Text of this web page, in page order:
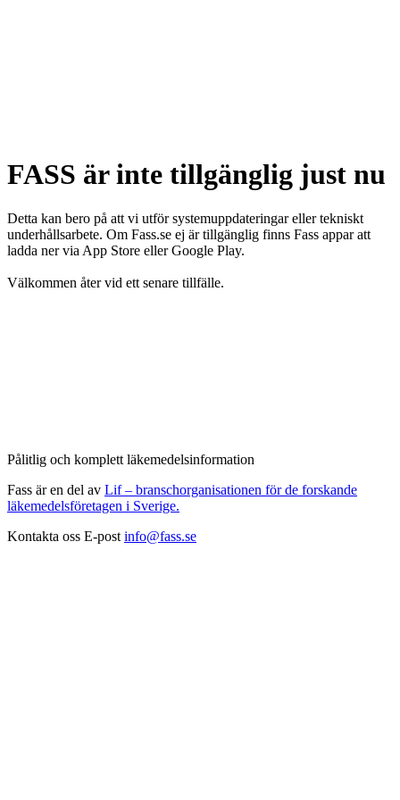
FASS är inte tillgänglig just nu
Detta kan bero på att vi utför systemuppdateringar eller tekniskt
underhållsarbete. Om Fass.se ej är tillgänglig finns Fass appar att
ladda ner via App Store eller Google Play.
Välkommen åter vid ett senare tillfälle.
Pålitlig och komplett läkemedelsinformation
Fass är en del av Lif – branschorganisationen för de forskande
läkemedelsföretagen i Sverige.
Kontakta oss E-post info@fass.se